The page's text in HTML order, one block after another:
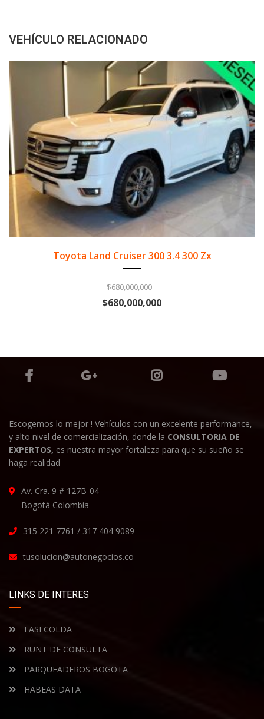
VEHÍCULO RELACIONADO
Toyota Land Cruiser 300 3.4 300 Zx
$680,000,000
$680,000,000
Escogemos lo mejor ! Vehículos con un excelente performance,
y alto nivel de comercialización, donde la CONSULTORIA DE
EXPERTOS, es nuestra mayor fortaleza para que su sueño se
haga realidad
Av. Cra. 9 # 127B-04
Bogotá Colombia
315 221 7761 / 317 404 9089
tusolucion@autonegocios.co
LINKS DE INTERES
FASECOLDA
RUNT DE CONSULTA
PARQUEADEROS BOGOTA
HABEAS DATA